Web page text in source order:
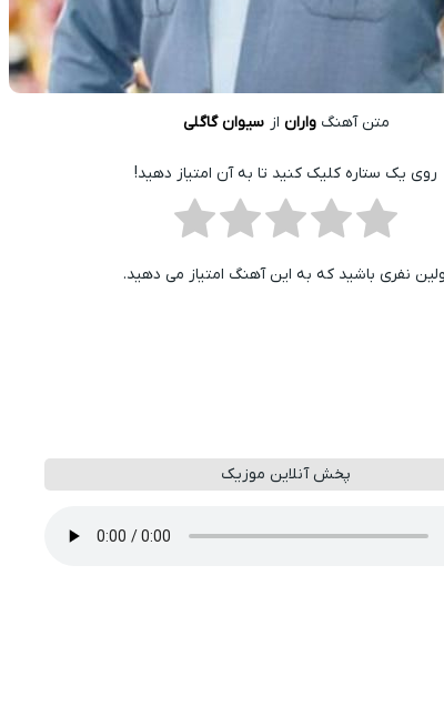
متن آهنگواران از سیوان گاگلی
روی یک ستاره کلیک کنید تا به آن امتیاز دهید!
نفری باشید که به این آهنگ امتیاز می دهید.
پخش آنلاین موزیک